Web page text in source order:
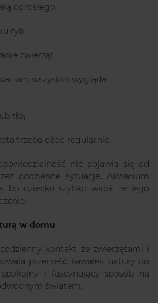
dorosłego:
ryb,
zwierząt,
wszystko wygląda
tło,
trzeba dbać regularnie.
nie pojawia się od
codzienne sytuacje. Akwarium
bo dziecko szybko widzi, że jego
w domu
kontakt ze zwierzętami i
przenieść kawałek natury do
i fascynujący sposób na
światem.